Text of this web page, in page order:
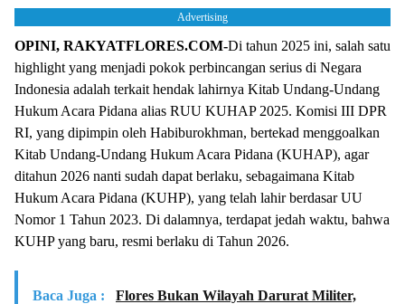
Advertising
OPINI, RAKYATFLORES.COM-Di tahun 2025 ini, salah satu
highlight yang menjadi pokok perbincangan serius di Negara
Indonesia adalah terkait hendak lahirnya Kitab Undang-Undang
Hukum Acara Pidana alias RUU KUHAP 2025. Komisi III DPR
RI, yang dipimpin oleh Habiburokhman, bertekad menggoalkan
Kitab Undang-Undang Hukum Acara Pidana (KUHAP), agar
ditahun 2026 nanti sudah dapat berlaku, sebagaimana Kitab
Hukum Acara Pidana (KUHP), yang telah lahir berdasar UU
Nomor 1 Tahun 2023. Di dalamnya, terdapat jedah waktu, bahwa
KUHP yang baru, resmi berlaku di Tahun 2026.
Baca Juga :
Flores Bukan Wilayah Darurat Militer,